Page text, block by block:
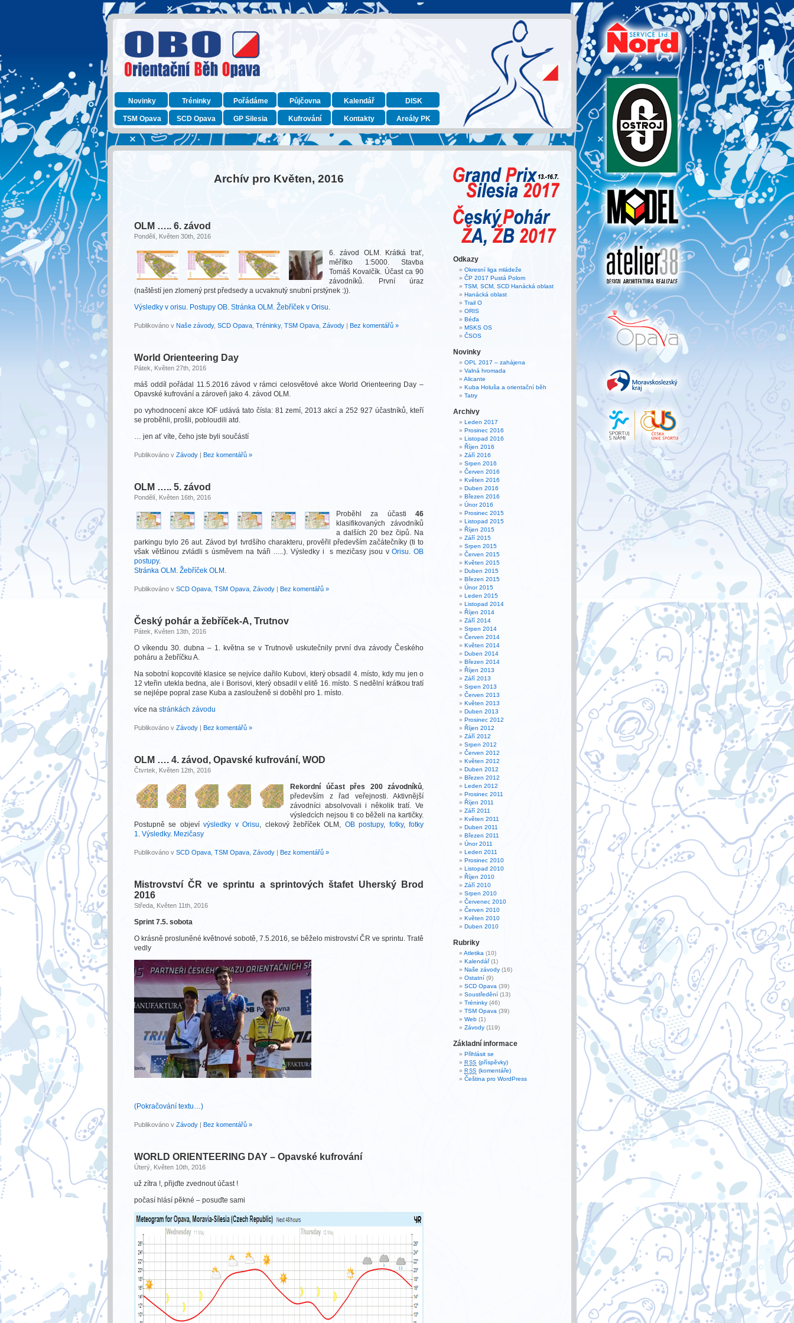
Novinky Tréninky Pořádáme Půjčovna Kalendář DISK
TSM Opava SCD Opava GP Silesia Kufrování Kontakty Areály PK
Archív pro Květen, 2016
OLM ….. 6. závod
Pondělí, Květen 30th, 2016
6. závod OLM. Krátká trať,
měřítko 1:5000. Stavba
Tomáš Kovalčík. Účast ca 90
závodníků. První úraz
(naštěstí jen zlomený prst předsedy a ucvaknutý snubní prstýnek :)).
Výsledky v orisu. Postupy OB. Stránka OLM . Žebříček v Orisu.
Publikováno v Naše závody, SCD Opava Tréninky, TSM Opava Závody | Bez komentářů »
World Orienteering Day
Pátek, Květen 27th, 2016
máš oddíl pořádal 11.5.2016 závod v rámci celosvětové akce World Orienteering Day –
Opavské kufrování a zároveň jako 4. závod OLM.
po vyhodnocení akce IOF udává tato čísla: 81 zemí, 2013 akcí a 252 927 účastníků, kteří
se proběhli, prošli, pobloudili atd.
… jen ať víte, čeho jste byli součástí
Publikováno v Závody | Bez komentářů »
OLM ….. 5. závod
Pondělí, Květen 16th, 2016
Proběhl za účasti 46
klasifikovaných závodníků
a dalších 20 bez čipů. Na
parkingu bylo 26 aut. Závod byl tvrdšího charakteru, prověřil především začátečníky (ti to
však většinou zvládli s úsměvem na tváři …..). Výsledky i s mezičasy jsou vOrisu. OB
postupy.
Stránka OLM . Žebříček OLM .
Publikováno v SCD Opava TSM Opava Závody | Bez komentářů »
Český pohár a žebříček-A, Trutnov
Pátek, Květen 13th, 2016
O víkendu 30. dubna – 1. května se v Trutnově uskutečnily první dva závody Českého
poháru a žebříčku A.
Na sobotní kopcovité klasice se nejvíce dařilo Kubovi, který obsadil 4. místo, kdy mu jen o
12 vteřin utekla bedna, ale i Borisovi, který obsadil v elitě 16. místo. S nedělní krátkou tratí
se nejlépe popral zase Kuba a zaslouženě si doběhl pro 1. místo.
více na stránkách závodu
Publikováno v Závody | Bez komentářů »
OLM …. 4. závod, Opavské kufrování, WOD
Čtvrtek, Květen 12th, 2016
Rekordní účast přes 200 závodníků,
především z řad veřejnosti. Aktivnější
závodníci absolvovali i několik tratí. Ve
výsledcích nejsou ti co běželi na kartičky.
Postupně se objevívýsledky v Orisu, clekový žebříček OLM, OB postupy, fotky,fotky
1. Výsledky. Mezičasy
Publikováno v SCD Opava TSM Opava Závody | Bez komentářů »
Mistrovství ČR ve sprintu a sprintových štafet Uherský Brod
2016
Středa, Květen 11th, 2016
Sprint 7.5. sobota
O krásně prosluněné květnové sobotě, 7.5.2016, se běželo mistrovství ČR ve sprintu. Tratě
vedly
(Pokračování textu…)
Publikováno v Závody | Bez komentářů »
WORLD ORIENTEERING DAY – Opavské kufrování
Úterý, Květen 10th, 2016
už zítra !, přijďte zvednout účast !
počasí hlásí pěkné – posuďte sami
Odkazy
Okresní liga mládeže
ČP 2017 Pustá Polom
TSM, SCM, SCD Hanácká oblast
Hanácká oblast
Trail O
ORIS
Béďa
MSKS OS
ČSOS
Novinky
OPL 2017 – zahájena
Valná hromada
Alicante
Kuba Holuša a orientační běh
Tatry
Archivy
Leden 2017
Prosinec 2016
Listopad 2016
Říjen 2016
Září 2016
Srpen 2016
Červen 2016
Květen 2016
Duben 2016
Březen 2016
Únor 2016
Prosinec 2015
Listopad 2015
Říjen 2015
Září 2015
Srpen 2015
Červen 2015
Květen 2015
Duben 2015
Březen 2015
Únor 2015
Leden 2015
Listopad 2014
Říjen 2014
Září 2014
Srpen 2014
Červen 2014
Květen 2014
Duben 2014
Březen 2014
Říjen 2013
Září 2013
Srpen 2013
Červen 2013
Květen 2013
Duben 2013
Prosinec 2012
Říjen 2012
Září 2012
Srpen 2012
Červen 2012
Květen 2012
Duben 2012
Březen 2012
Leden 2012
Prosinec 2011
Říjen 2011
Září 2011
Květen 2011
Duben 2011
Březen 2011
Únor 2011
Leden 2011
Prosinec 2010
Listopad 2010
Říjen 2010
Září 2010
Srpen 2010
Červenec 2010
Červen 2010
Květen 2010
Duben 2010
Rubriky
Atletika (10)
Kalendář(1)
Naše závody (16)
Ostatní (9)
SCD Opava (39)
Soustředění (13)
Tréninky (46)
TSM Opava (39)
Web (1)
Závody (119)
Základní informace
Přihlásit se
RSS (příspěvky)
RSS (komentáře)
Čeština pro WordPress